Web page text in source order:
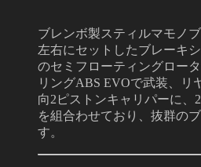
ブレンボ製スティルマモノ
左右にセットしたブレーキ
のセミフローティングロー
リングABS EVOで武装、リ
向2ピストンキャリパーに、
を組合わせており、抜群の
す。